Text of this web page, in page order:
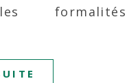
formalités